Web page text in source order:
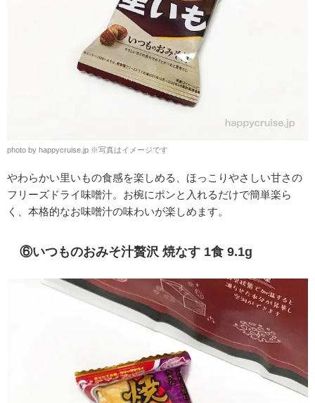
photo by happycruise.jp ※写真はイメージです
やわらかい里いもの食感を楽しめる、ほっこりやさしい甘さの
フリーズドライ味噌汁。お椀にポンと入れるだけで簡単楽ら
く、本格的なお味噌汁の味わいが楽しめます。
⑥いつものおみそ汁贅沢 焼なす 1食 9.1g